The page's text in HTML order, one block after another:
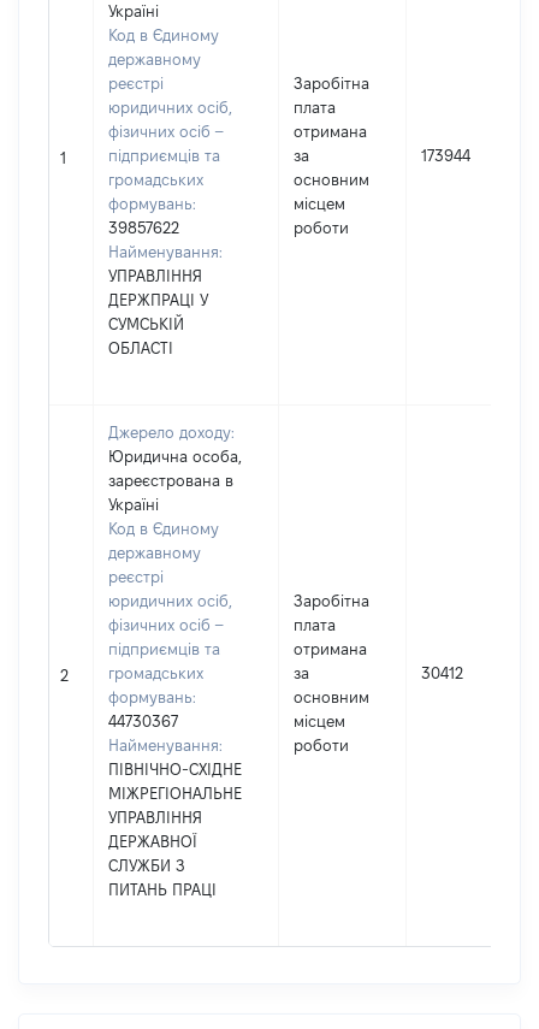
1
Україні
Код в Єдиному
державному
реєстрі
юридичних осіб,
фізичних осіб –
підприємців та
громадських
формувань:
39857622
Найменування:
УПРАВЛІННЯ
ДЕРЖПРАЦІ У
СУМСЬКІЙ
ОБЛАСТІ
Заробітна
плата
отримана
за
основним
місцем
роботи
173944
2
Джерело доходу:
Юридична особа,
зареєстрована в
Україні
Код в Єдиному
державному
реєстрі
юридичних осіб,
фізичних осіб –
підприємців та
громадських
формувань:
44730367
Найменування:
ПІВНІЧНО-СХІДНЕ
МІЖРЕГІОНАЛЬНЕ
УПРАВЛІННЯ
ДЕРЖАВНОЇ
СЛУЖБИ З
ПИТАНЬ ПРАЦІ
Заробітна
плата
отримана
за
основним
місцем
роботи
30412